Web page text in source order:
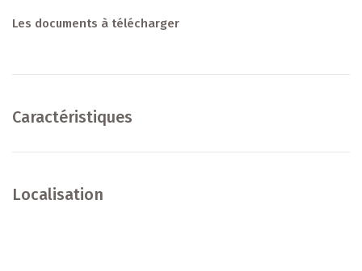
+++ Données principales +++
Construction : Maison isolée (libre des 4 côtés)
Zonage / affectation : [HAB-1 / PAP]
Les documents à télécharger
Caractéristiques
Localisation